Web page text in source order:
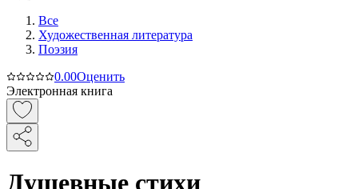
Все
Художественная литература
Поэзия
0.00Оценить
Электронная книга
Душевные стихи